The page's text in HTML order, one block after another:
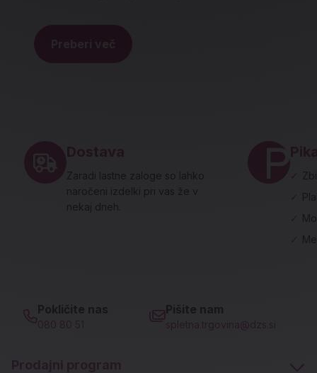
Preberi več
Dostava
Zaradi lastne zaloge so lahko
naročeni izdelki pri vas že v
nekaj dneh.
Pokličite nas
080 80 51
Pišite nam
spletna.trgovina@dzs.si
Prodajni program